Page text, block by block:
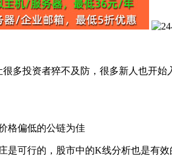
投资者猝不及防，很多新人也开始
格偏低的公链为佳
行的，股市中的K线分析也是有效